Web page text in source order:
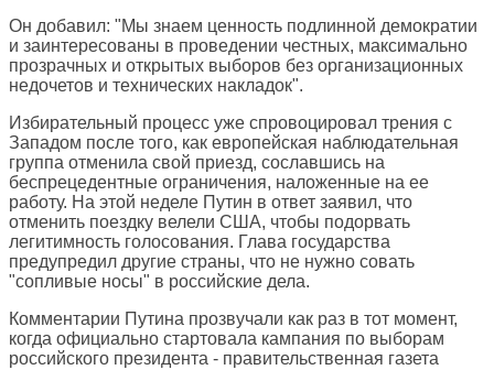
Он добавил: "Мы знаем ценность подлинной демократии
и заинтересованы в проведении честных, максимально
прозрачных и открытых выборов без организационных
недочетов и технических накладок".
Избирательный процесс уже спровоцировал трения с
Западом после того, как европейская наблюдательная
группа отменила свой приезд, сославшись на
беспрецедентные ограничения, наложенные на ее
работу. На этой неделе Путин в ответ заявил, что
отменить поездку велели США, чтобы подорвать
легитимность голосования. Глава государства
предупредил другие страны, что не нужно совать
"сопливые носы" в российские дела.
Комментарии Путина прозвучали как раз в тот момент,
когда официально стартовала кампания по выборам
российского президента - правительственная газета